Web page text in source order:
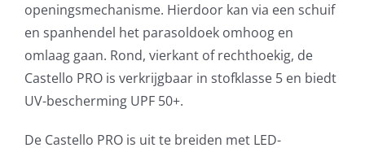
openingsmechanisme. Hierdoor kan via een schuif
en spanhendel het parasoldoek omhoog en
omlaag gaan. Rond, vierkant of rechthoekig, de
Castello PRO is verkrijgbaar in stofklasse 5 en biedt
UV-bescherming UPF 50+.
De Castello PRO is uit te breiden met LED-